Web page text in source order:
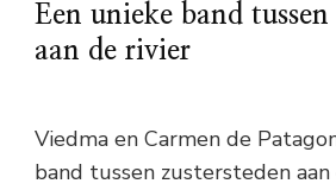
Een unieke band tussen
aan de rivier
Viedma en Carmen de
band tussen zustersteden